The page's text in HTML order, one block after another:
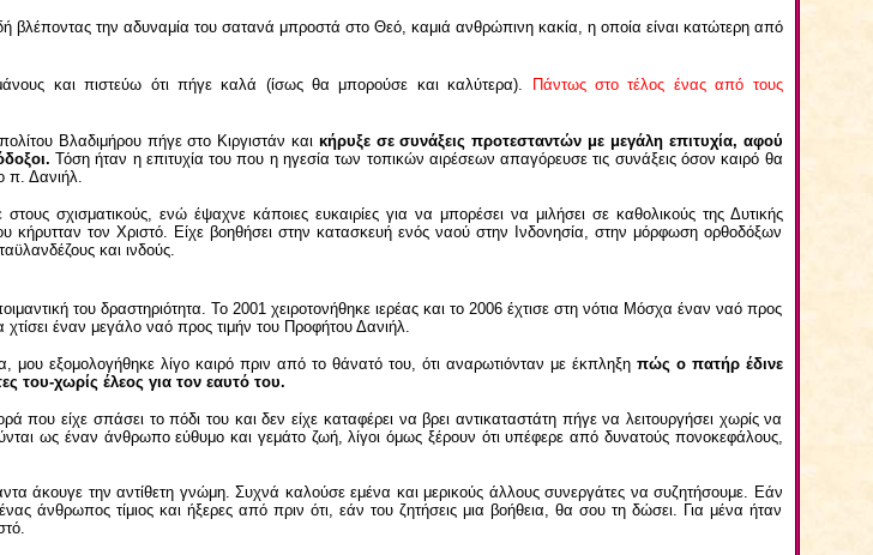
βλέποντας την αδυναμία του σατανά μπροστά στο Θεό, καμιά ανθρώπινη κακία, η οποία είναι κατώτερη από
και πιστεύω ότι πήγε καλά (ίσως θα μπορούσε και καλύτερα).
Πάντως στο τέλος ένας από τους
Βλαδιμήρου πήγε στο Κιργιστάν και κήρυξε σε συνάξεις προτεσταντών με μεγάλη επιτυχία, αφού
Τόση ήταν η επιτυχία του που η ηγεσία των τοπικών αιρέσεων απαγόρευσε τις συνάξεις όσον καιρό θα
π. Δανιήλ.
σχισματικούς, ενώ έψαχνε κάποιες ευκαιρίες για να μπορέσει να μιλήσει σε καθολικούς της Δυτικής
τον Χριστό. Είχε βοηθήσει στην κατασκευή ενός ναού στην Ινδονησία, στην μόρφωση ορθοδόξων
και ινδούς.
του δραστηριότητα. Το 2001 χειροτονήθηκε ιερέας και το 2006 έχτισε στη νότια Μόσχα έναν ναό προς
έναν μεγάλο ναό προς τιμήν του Προφήτου Δανιήλ.
εξομολογήθηκε λίγο καιρό πριν από το θάνατό του, ότι αναρωτιόνταν με έκπληξη πώς ο πατήρ έδινε
του-χωρίς έλεος για τον εαυτό του.
που είχε σπάσει το πόδι του και δεν είχε καταφέρει να βρει αντικαταστάτη πήγε να λειτουργήσει χωρίς να
ως έναν άνθρωπο εύθυμο και γεμάτο ζωή, λίγοι όμως ξέρουν ότι υπέφερε από δυνατούς πονοκεφάλους,
άκουγε την αντίθετη γνώμη. Συχνά καλούσε εμένα και μερικούς άλλους συνεργάτες να συζητήσουμε. Εάν
άνθρωπος τίμιος και ήξερες από πριν ότι, εάν του ζητήσεις μια βοήθεια, θα σου τη δώσει. Για μένα ήταν